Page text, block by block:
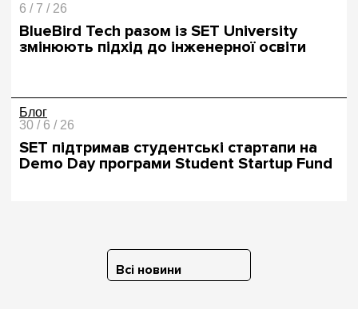
6 / 7 / 26
BlueBird Tech разом із SET University
змінюють підхід до інженерної освіти
Блог
30 / 6 / 26
SET підтримав студентські стартапи на
Demo Day програми Student Startup Fund
Всі новини